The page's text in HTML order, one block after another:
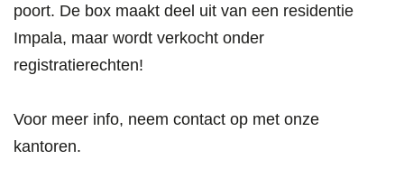
poort. De box maakt deel uit van een residentie
Impala, maar wordt verkocht onder
registratierechten!
Voor meer info, neem contact op met onze
kantoren.